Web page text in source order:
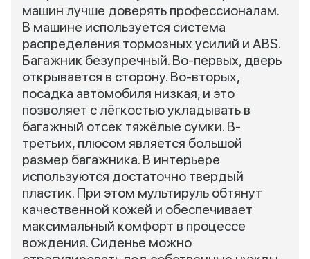
машин лучше доверять профессионалам.
В машине используется система
распределения тормозных усилий и ABS.
Багажник безупречный. Во-первых, дверь
открывается в сторону. Во-вторых,
посадка автомобиля низкая, и это
позволяет с лёгкостью укладывать в
багажный отсек тяжёлые сумки. В-
третьих, плюсом является большой
размер багажника. В интерьере
используются достаточно твердый
пластик. При этом мультируль обтянут
качественной кожей и обеспечивает
максимальный комфорт в процессе
вождения. Сиденье можно